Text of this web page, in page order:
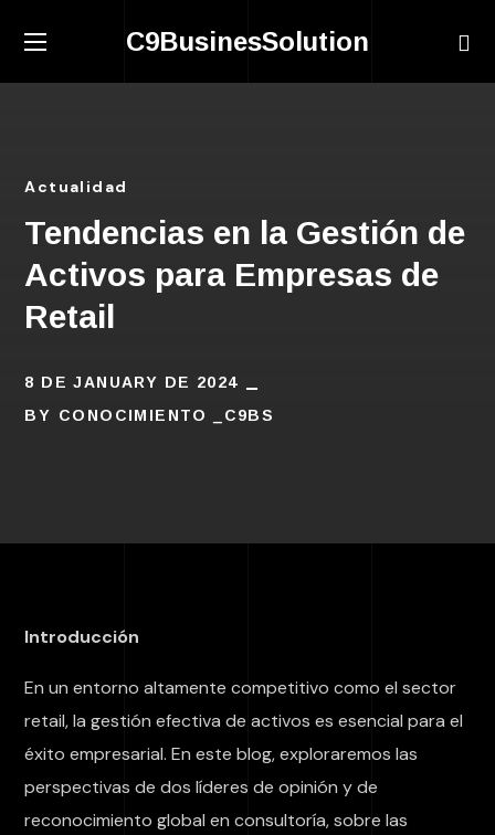
C9BusinesSolution
Actualidad
Tendencias en la Gestión de
Activos para Empresas de
Retail
8 DE JANUARY DE 2024
BY CONOCIMIENTO _C9BS
Introducción
En un entorno altamente competitivo como el sector
retail, la gestión efectiva de activos es esencial para el
éxito empresarial. En este blog, exploraremos las
perspectivas de dos líderes de opinión y de
reconocimiento global en consultoría, sobre las